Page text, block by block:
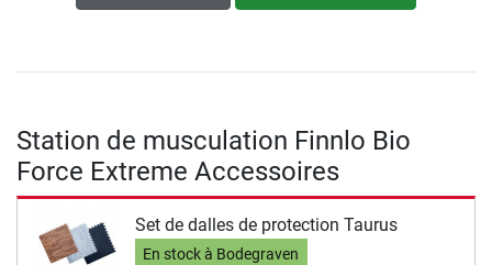
Station de musculation Finnlo Bio
Force Extreme Accessoires
Set de dalles de protection Taurus
En stock à Bodegraven